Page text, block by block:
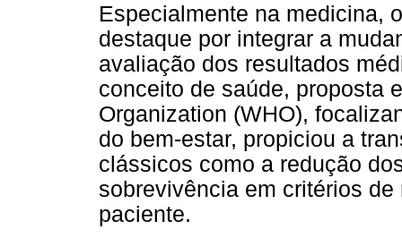
Especialmente na medicina,
destaque por integrar a
avaliação dos resultados
conceito de saúde, proposta
Organization (WHO),
do bem-estar, propiciou a
clássicos como a redução
sobrevivência em critérios
paciente.